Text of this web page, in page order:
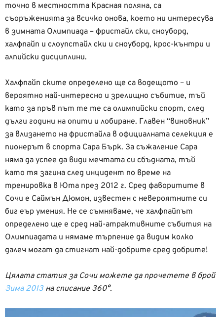
точно в местността Красная поляна, са
съоръженията за всичко онова, което ни интересува
в зимната Олимпиада – фристайл ски, сноуборд,
халфпайп и слоупстайл ски и сноуборд, крос-кънтри и
алпийски дисциплини.
Халфпайп ските определено ще са водещото – и
вероятно най-интересно и зрелищно събитие, тъй
като за пръв път те те са олимпийски спорт, след
дълги години на опити и лобиране. Главен “виновник”
за влизането на фристайла в официалната селекция е
пионерът в спорта Сара Бърк. За съжаление Сара
няма да успее да види мечтата си сбъдната, тъй
като тя загина след инцидент по време на
тренировка в Юта през 2012 г. Сред фаворитите в
Сочи е Саймън Дюмон, известен с невероятните си
биг еър умения. Не се съмняваме, че халфпайпът
определено ще е сред най-атрактивните събития на
Олимпиадата и нямаме търпение да видим колко
далеч могат да стигнат най-добрите сред добрите!
Цялата статия за Сочи можете да прочетете в брой
Зима 2013на списание 360°.